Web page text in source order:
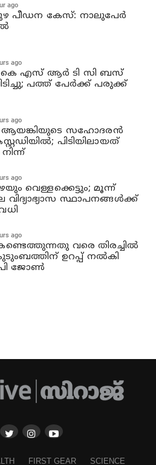
ago
പീഡന കേസ്: നാലുപേര്‍
ago
എസ് ആര്‍ ടി സി ബസ്
പത്ത് പേര്‍ക്ക് പരുക്ക്
ago
സഹോദരന്‍
പിടിയിലായത്
ago
വെള്ളക്കെട്ടും; മൂന്ന്‌
വിദ്യാഭ്യാസ സ്ഥാപനങ്ങള്‍ക്ക്
ago
വരെ തിരച്ചില്‍
ഉറപ്പ് നല്‍കി
പി ജോണ്‍
FIRST GEAR SCIENCE